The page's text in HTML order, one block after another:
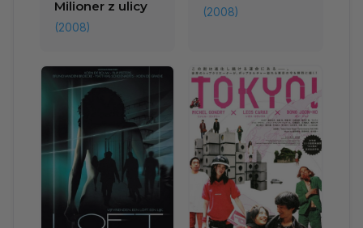
Milioner z ulicy
(2008)
(2008)